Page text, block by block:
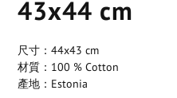
43x44 cm
尺寸：44x43 cm
材質：100 % Cotton
產地：Estonia